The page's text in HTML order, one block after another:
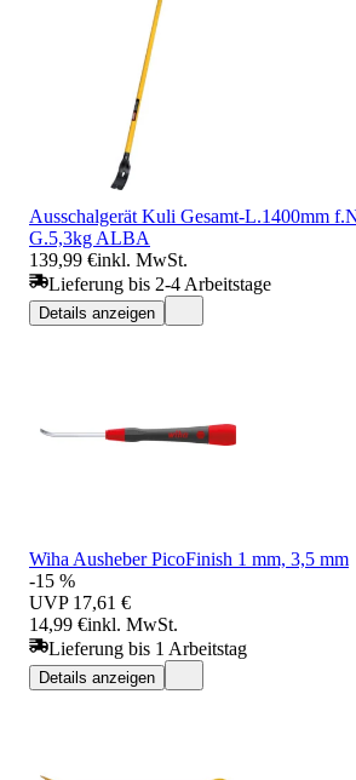
Ausschalgerät Kuli Gesamt-L.1400mm
G.5,3kg ALBA
139,99 €inkl. MwSt.
Lieferung bis 2-4 Arbeitstage
Details anzeigen
Wiha Ausheber PicoFinish 1 mm, 3,5 mm
-15 %
UVP 17,61 €
14,99 €inkl. MwSt.
Lieferung bis 1 Arbeitstag
Details anzeigen